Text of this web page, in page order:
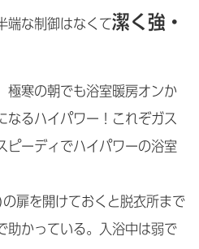
端な制御はなくて潔く強・
極寒の朝でも浴室暖房オンか
なるハイパワー！これぞガス
ピーディでハイパワーの浴室
扉を開けておくと脱衣所まで
助かっている。入浴中は弱で